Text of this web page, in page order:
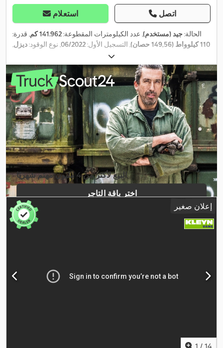
استعلام اتصل
الحالة:جيد (مستخدم), عدد الكيلومترات المقطوعة:141.962 كم
, قدرة:
110 كيلوواط (149,56 حصان)
, التسجيل الأول:06/2022, نوع الوقود:ديزل,
, تكوين المحور:
وقود:ديزل, لون:أبيض, كابينة السائق:كابينة نهارية, نوع التروس:
ميكانيكي, عدد التروس:6, فئة الانبعاثات: يورو 6 , تعليق: فولاذ , عدد
المقاعد:
, الطول الكلي:6.500 مم , العرض الكلي:2.250 مم
, الارتفاع
الكلي:2.950 مم , طول مساحة التحميل:3.480 مم
, عرض مساحة
التحميل: 2.070 مم , ارتفاع مساحة التحميل: 1.950 مم , سنة الصنع:2022
,
معدات:Apple CarPlay, بلوتوث, تكييف الهواء, تنظيم النوافذ الكهربائي,
رافعة خلفية, قفل مركزي, مرآة كهربائية, نظام التحكم في الجر, نظام
الفرامل المانعة للانغلاق (ABS),
البيع لأكثر من 4 مليون مهتم شهريًا
اختر باقة التاجر
إعلان صغير